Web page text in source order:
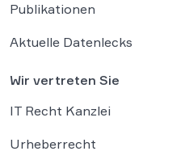
Publikationen
Aktuelle Datenlecks
Wir vertreten Sie
IT Recht Kanzlei
Urheberrecht